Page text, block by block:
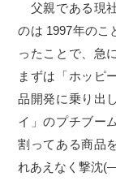
父親である現
のは 1997年のこ
ったことで、急
まずは「ホッピ
品開発に乗り出
イ」のプチブー
割ってある商品
れあえなく撃沈